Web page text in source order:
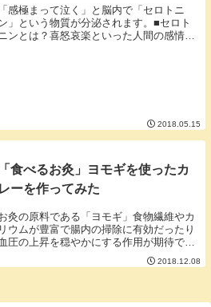
「感極まって泣く」と脳内で「セロトニ
」という物質が分泌されます。■セロト
ニンとは？喜怒哀楽といった人間の感情が
2018.05.15
「食べるお灸」ヨモギを使ったカ
レーを作ってみた
灸の原料である「ヨモギ」食物繊維やカ
リウムが豊富で腸内の掃除に有効だったり
血圧の上昇を穏やかにする作用が期待でき
るので食べても健康にいいんです。独特の
みがあってなかなか美味しいです。▼ヨ
2018.12.08